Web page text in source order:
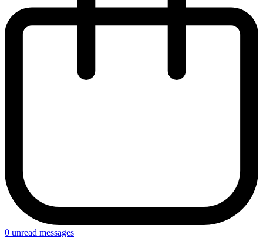
0 unread messages